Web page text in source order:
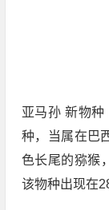
亚马孙 新物
种，当属在巴
色长尾的猕猴
该物种出现在